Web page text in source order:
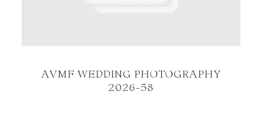
AVMF WEDDING PHOTOGRAPHY
2026-58